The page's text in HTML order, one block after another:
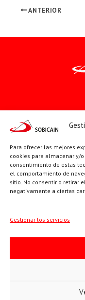
Para ofrecer las mejores
cookies para almacenar y/
consentimiento de estas
el comportamiento de
sitio. No consentir o retirar
negativamente a ciertas
Gestionar los servicios
ANTERIOR
YouTube
X Facebook
PÁGINAS
SOBICAIN / Sociedad